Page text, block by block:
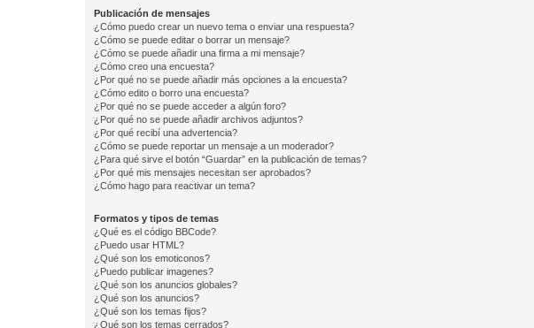
Publicación de mensajes
¿Cómo puedo crear un nuevo tema o enviar una respuesta?
¿Cómo se puede editar o borrar un mensaje?
¿Cómo se puede añadir una firma a mi mensaje?
¿Cómo creo una encuesta?
¿Por qué no se puede añadir más opciones a la encuesta?
¿Cómo edito o borro una encuesta?
¿Por qué no se puede acceder a algún foro?
¿Por qué no se puede añadir archivos adjuntos?
¿Por qué recibí una advertencia?
¿Cómo se puede reportar un mensaje a un moderador?
¿Para qué sirve el botón “Guardar” en la publicación de temas?
¿Por qué mis mensajes necesitan ser aprobados?
¿Cómo hago para reactivar un tema?
Formatos y tipos de temas
¿Qué es el código BBCode?
¿Puedo usar HTML?
¿Qué son los emoticonos?
¿Puedo publicar imagenes?
¿Qué son los anuncios globales?
¿Qué son los anuncios?
¿Qué son los temas fijos?
¿Qué son los temas cerrados?